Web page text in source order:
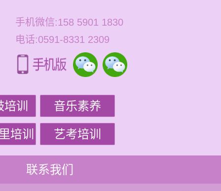
手机微信:158 5901 1830
电话:0591-8331 2309
训 音乐素养
培训 艺考培训
联系我们